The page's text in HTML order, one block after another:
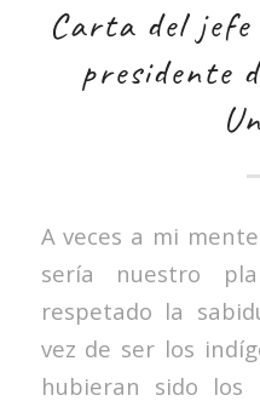
Carta del
presidente
A veces a mi
sería nuestro
respetado la
vez de ser los
hubieran sido los